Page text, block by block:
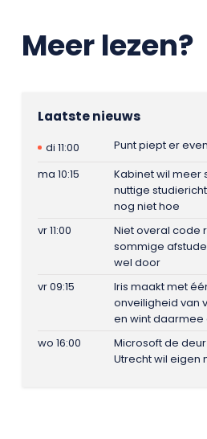
Meer lezen?
Laatste nieuws
di 11:00
Punt piept er
ma 10:15
Kabinet wil meer
nuttige
nog niet hoe
vr 11:00
Niet overal code
sommige
wel door
vr 09:15
Iris maakt met
onveiligheid van
en wint daarmee
wo 16:00
Microsoft de
Utrecht wil eigen